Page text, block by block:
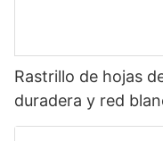
Rastrillo de hojas
duradera y red